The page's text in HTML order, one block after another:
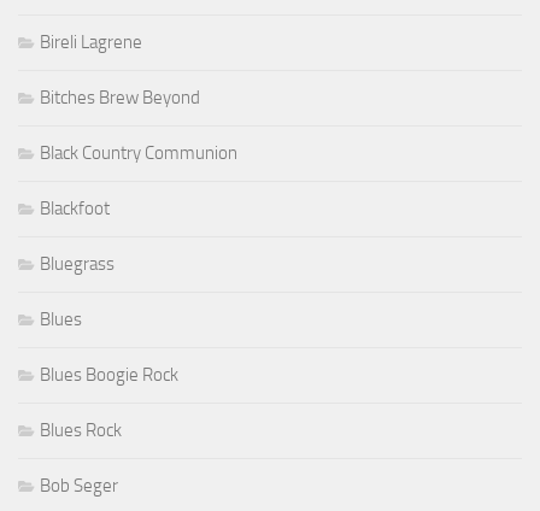
Bireli Lagrene
Bitches Brew Beyond
Black Country Communion
Blackfoot
Bluegrass
Blues
Blues Boogie Rock
Blues Rock
Bob Seger